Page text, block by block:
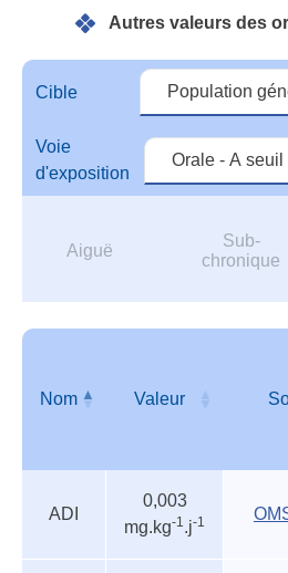
Autres valeurs des
Cible
Voie
d'exposition
Aiguë
Sub-
chronique
valeurs
organismes
Nom Valeur
ADI
0,003
mg.kg-1.j-1